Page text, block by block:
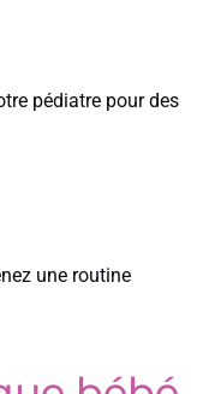
pédiatre pour des
une routine